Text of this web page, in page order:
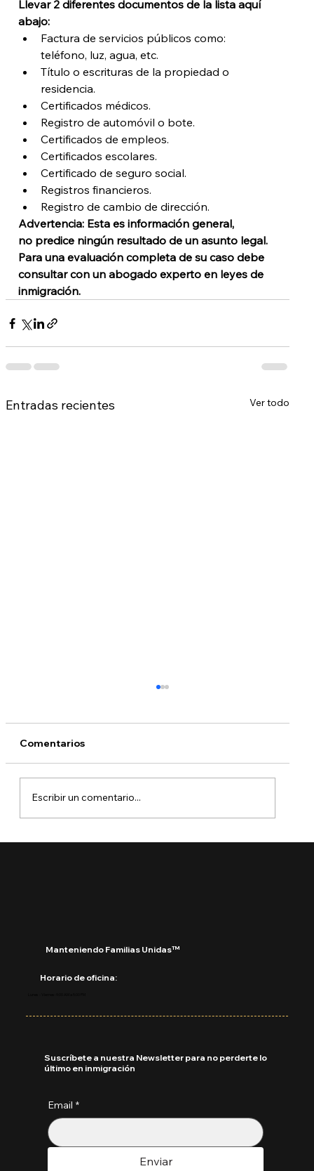
Llevar 2 diferentes documentos de la lista aquí
abajo:
Factura de servicios públicos como:
teléfono, luz, agua, etc.
Título o escrituras de la propiedad o
residencia.
Certificados médicos.
Registro de automóvil o bote.
Certificados de empleos.
Certificados escolares.
Certificado de seguro social.
Registros financieros.
Registro de cambio de dirección.
Advertencia: Esta es información general,
no predice ningún resultado de un asunto legal.
Para una evaluación completa de su caso debe
consultar con un abogado experto en leyes de
inmigración.
Entradas recientes Ver todo
Comentarios
Escribir un comentario...
Manteniendo Familias Unidas™
Horario de oficina:
Email *
Enviar
Suscríbete a nuestra Newsletter para no perderte lo
último en inmigración